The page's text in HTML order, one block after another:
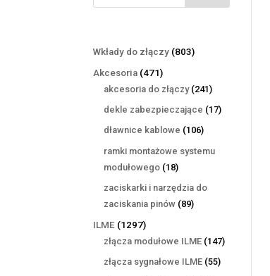
Wkłady do złączy 803803
Akcesoria 471471
produktów
akcesoria do złączy 241241
produktów
dekle zabezpieczające 1717
dławnice kablowe 106106
ramki montażowe systemu
modułowego 1818
produktów
zaciskarki i narzędzia do
zaciskania pinów 8989
ILME 12971297
produktów
złącza modułowe ILME 147147
złącza sygnałowe ILME 5555